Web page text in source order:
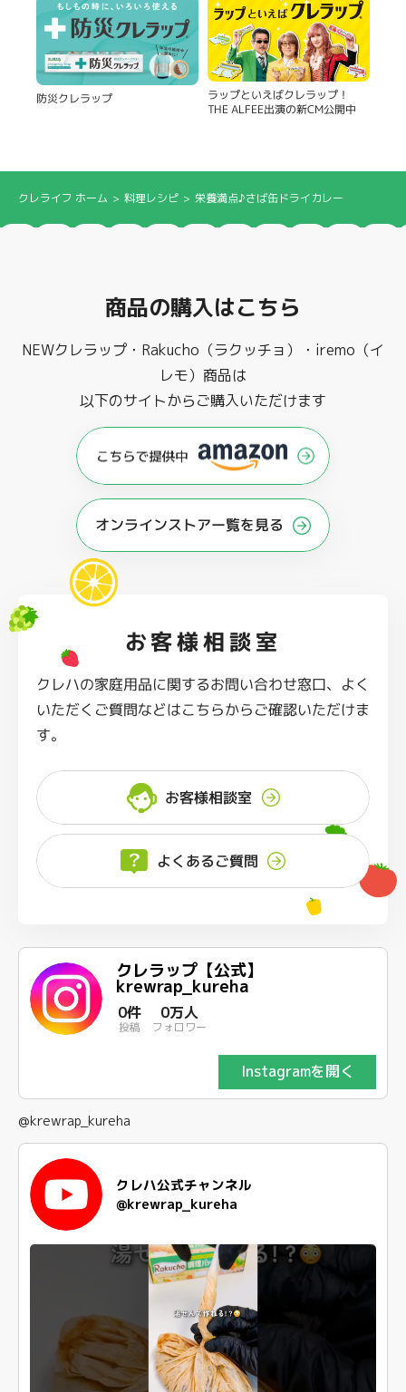
防災クレラップ ラップといえばクレラップ！
THE ALFEE出演の新CM公開中
クレライフ ホーム 料理レシピ 栄養満点♪さば缶ドライカレー
商品の購入はこちら
NEWクレラップ・Rakucho（ラクッチョ）・iremo（イ
レモ）商品は
以下のサイトからご購入いただけます
オンラインストアー覧を見る
お客様相談室
クレハの家庭用品に関するお問い合わせ窓口、よく
いただくご質問などはこちらからご確認いただけま
す。
お客様相談室
よくあるご質問
クレラップ【公式】
krewrap_kureha
0件
投稿
0万人
フォロワー
Instagramを開く
@krewrap_kureha
クレハ公式チャンネル
@krewrap_kureha